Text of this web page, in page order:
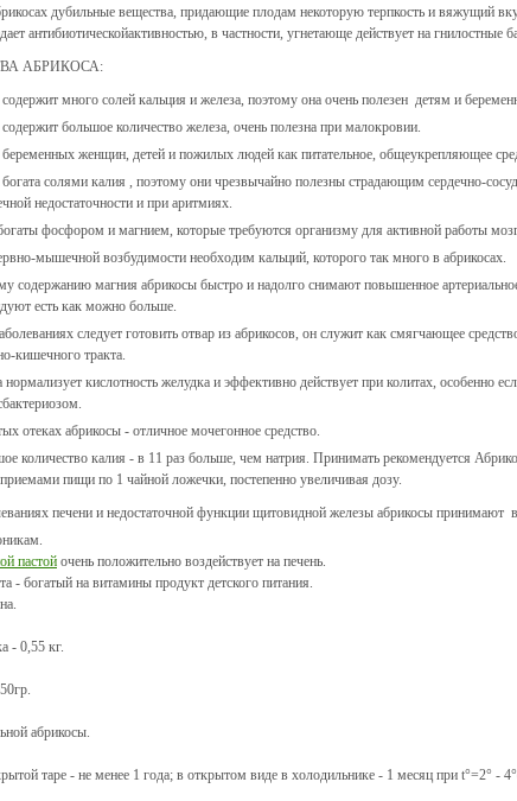
дубильные вещества, придающие плодам некоторую терпкость и вяжущий
антибиотическойактивностью, в частности, угнетающе действует на гнилостные
АБРИКОСА:
содержит много солей кальция и железа, поэтому она очень полезен детям и
большое количество железа, очень полезна при малокровии.
женщин, детей и пожилых людей как питательное, общеукрепляющее
богата солями калия , поэтому они чрезвычайно полезны страдающим сердечно-
недостаточности и при аритмиях.
фосфором и магнием, которые требуются организму для активной работы
мышечной возбудимости необходим кальций, которого так много в абрикосах.
содержанию магния абрикосы быстро и надолго снимают повышенное
есть как можно больше.
следует готовить отвар из абрикосов, он служит как смягчающее
кишечного тракта.
нормализует кислотность желудка и эффективно действует при колитах, особенно
отеках абрикосы - отличное мочегонное средство.
количество калия - в 11 раз больше, чем натрия. Принимать рекомендуется
пищи по 1 чайной ложечки, постепенно увеличивая дозу.
печени и недостаточной функции щитовидной железы абрикосы принимают
пастой очень положительно воздействует на печень.
- богатый на витамины продукт детского питания.
- 0,55 кг.
абрикосы.
таре - не менее 1 года; в открытом виде в холодильнике - 1 месяц при t°=2° -